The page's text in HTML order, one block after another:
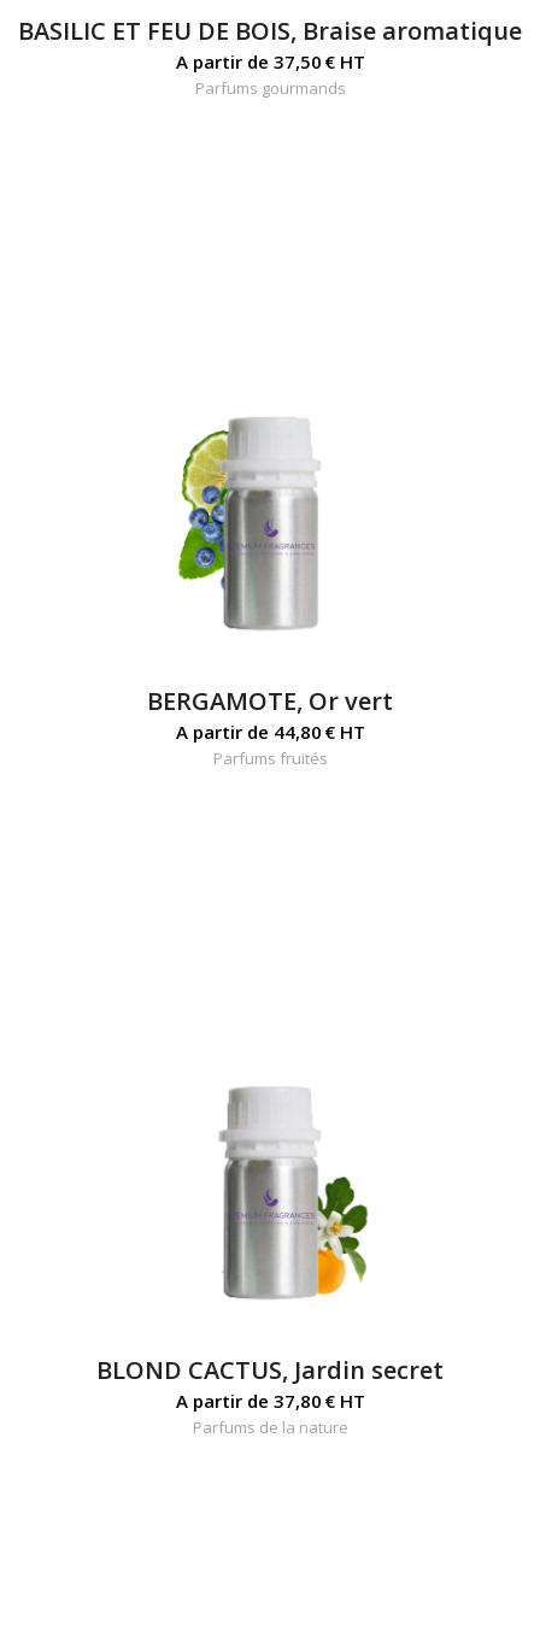
BASILIC ET FEU DE BOIS, Braise aromatique
A partir de 37,50 €HT
Parfums gourmands
BERGAMOTE, Or vert
A partir de 44,80 €HT
Parfums fruités
BLOND CACTUS, Jardin secret
A partir de 37,80 €HT
Parfums de la nature